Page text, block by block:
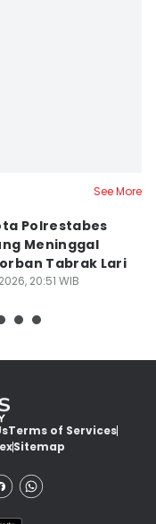
See More
Polrestabes
Meninggal
Tabrak Lari
20:51 WIB
Terms of Services
Sitemap